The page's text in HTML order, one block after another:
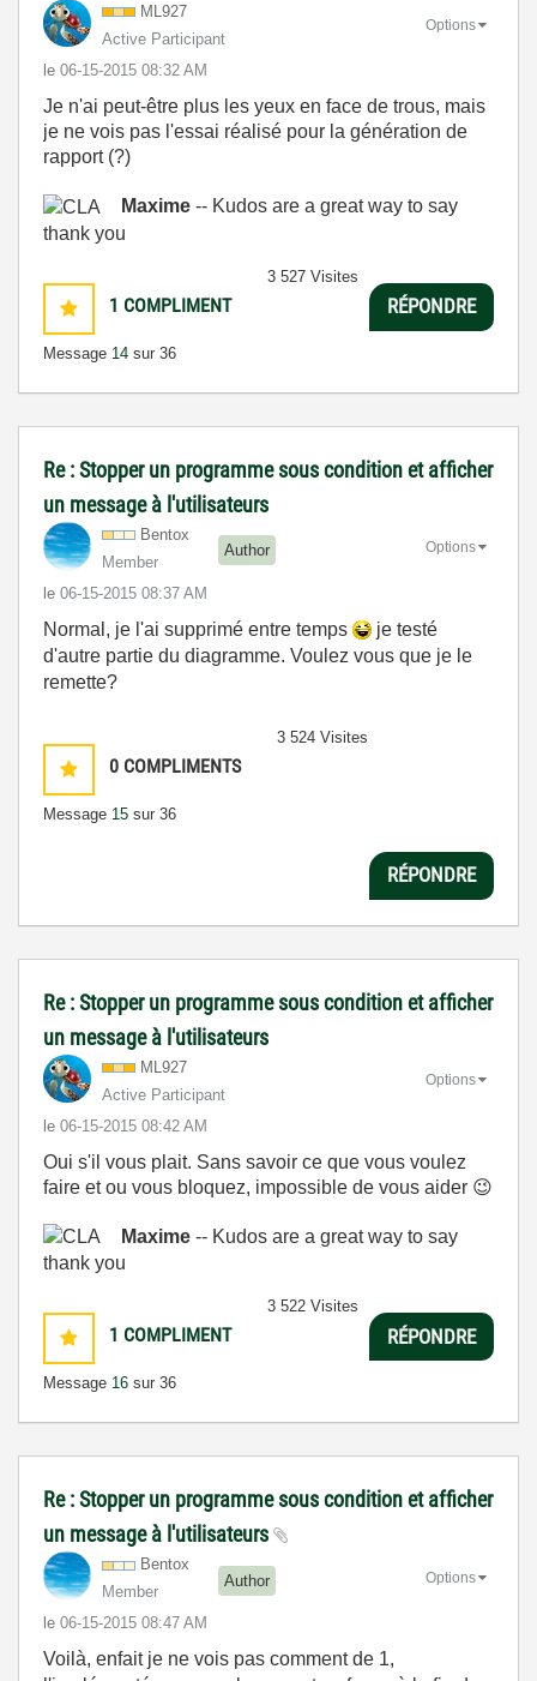
ML927
Active Participant
le ‎06-15-2015 08:32 AM
Options
Je n'ai peut-être plus les yeux en face de trous, mais
je ne vois pas l'essai réalisé pour la génération de
rapport (?)
Maxime -- Kudos are a great way to say
thank you
1 COMPLIMENT
Message 14 sur 36
3 527 Visites
RÉPONDRE
Re : Stopper un programme sous condition et afficher
un message à l'utilisateurs
Bentox
Member
Author
le ‎06-15-2015 08:37 AM
Options
Normal, je l'ai supprimé entre temps
je testé
d'autre partie du diagramme. Voulez vous que je le
remette?
0 COMPLIMENTS
Message 15 sur 36
3 524 Visites
RÉPONDRE
Re : Stopper un programme sous condition et afficher
un message à l'utilisateurs
ML927
Active Participant
le ‎06-15-2015 08:42 AM
Options
Oui s'il vous plait. Sans savoir ce que vous voulez
faire et ou vous bloquez, impossible de vous aider 😉
Maxime -- Kudos are a great way to say
thank you
1 COMPLIMENT
Message 16 sur 36
3 522 Visites
RÉPONDRE
Re : Stopper un programme sous condition et afficher
un message à l'utilisateurs
Bentox
Member
Author
le ‎06-15-2015 08:47 AM
Options
Voilà, enfait je ne vois pas comment de 1,